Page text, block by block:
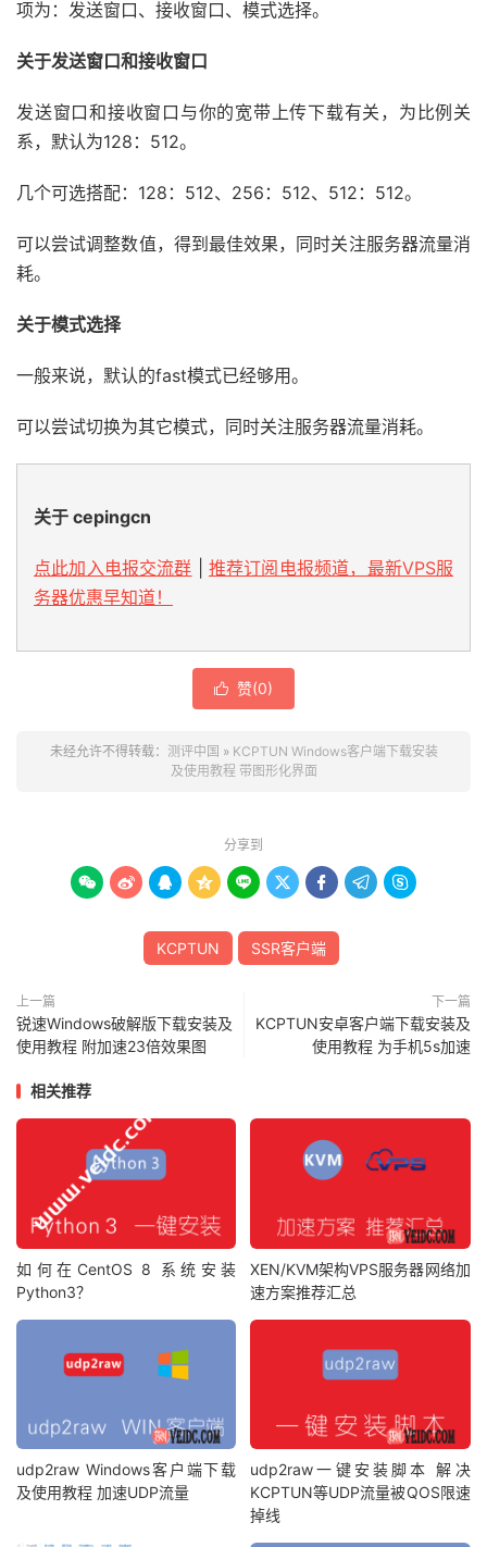
项为：发送窗口、接收窗口、模式选择。
关于发送窗口和接收窗口
发送窗口和接收窗口与你的宽带上传下载有关，为比例关
系，默认为128：512。
几个可选搭配：128：512、256：512、512：512。
可以尝试调整数值，得到最佳效果，同时关注服务器流量消
耗。
关于模式选择
一般来说，默认的fast模式已经够用。
可以尝试切换为其它模式，同时关注服务器流量消耗。
关于 cepingcn
点此加入电报交流群
推荐订阅电报频道，最新VPS服
务器优惠早知道！
 赞(0)
未经允许不得转载： 测评中国 » KCPTUN Windows客户端下载安装
及使用教程 带图形化界面
分享到
        
KCPTUN SSR客户端
上一篇
锐速Windows破解版下载安装及
使用教程 附加速23倍效果图
下一篇
KCPTUN安卓客户端下载安装及
使用教程 为手机5s加速
相关推荐
如何在CentOS 8 系统安装
Python3？
XEN/KVM架构VPS服务器网络加
速方案推荐汇总
udp2raw Windows客户端下载
及使用教程 加速UDP流量
udp2raw一键安装脚本 解决
KCPTUN等UDP流量被QOS限速
掉线